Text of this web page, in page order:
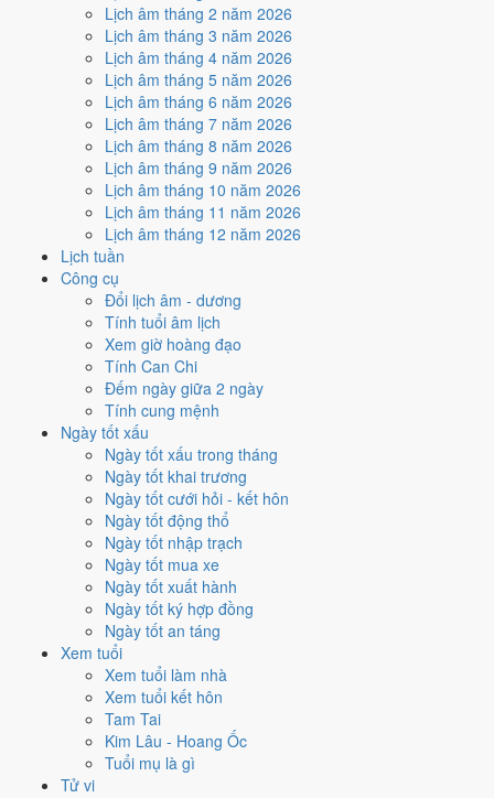
Lịch âm tháng 2 năm 2026
Lịch âm tháng 3 năm 2026
Lịch âm tháng 4 năm 2026
Lịch âm tháng 5 năm 2026
Lịch âm tháng 6 năm 2026
Lịch âm tháng 7 năm 2026
Lịch âm tháng 8 năm 2026
Lịch âm tháng 9 năm 2026
Lịch âm tháng 10 năm 2026
Lịch âm tháng 11 năm 2026
Lịch âm tháng 12 năm 2026
Lịch tuần
Công cụ
Đổi lịch âm - dương
Tính tuổi âm lịch
Xem giờ hoàng đạo
Tính Can Chi
Đếm ngày giữa 2 ngày
Tính cung mệnh
Ngày tốt xấu
Ngày tốt xấu trong tháng
Ngày tốt khai trương
Ngày tốt cưới hỏi - kết hôn
Ngày tốt động thổ
Ngày tốt nhập trạch
Ngày tốt mua xe
Ngày tốt xuất hành
Ngày tốt ký hợp đồng
Ngày tốt an táng
Xem tuổi
Xem tuổi làm nhà
Xem tuổi kết hôn
Tam Tai
Kim Lâu - Hoang Ốc
Tuổi mụ là gì
Tử vi
Cách tính ngày tốt
Nhập trạch - vào nhà mới
Xấu
Nhập trạch - vào nhà mới hôm nay ở
Ngày Hoàng Đạo, nhưng Trực Phá và Ngày Đại Hung kéo giảm
Cách tính ngày tốt
Mua xe - tậu xe
Xấu
Mua xe - tậu xe hôm nay ởmức xấu (3/10)
Hoàng Đạo
Cách tính ngày tốt
Xuất hành - đi xa
Xấu
Xuất hành - đi xa hôm nay ở
Hoàng Đạo, nhưng Trực Phá và Ngày Đại Hung kéo giảm điểm.
Cách tính ngày tốt
Tìm hiểu cách chấm:Trực Phá nghĩa là gì
biệt Hoàng Đạo - Hắc Đạo· Can Chi và Ngũ hành ngày
Điểm số tổng hợp từ Trực, Sao 28 Tú và Hoàng Đạo - Hắc Đạo.
sánh cả tháng
Nếu ngày 29/8/1981 không hợp
việc của bạn thì sao?
Điểm thấp của ngày 29/8 là tín hiệu cần điều chỉnh, không phải lệnh
cấm. Hai việc bị chấm thấp nhất hôm nay là
. Có2 cách hạ rủi ro
Không cần dời ngày vì 30 ngày quanh 29/8/1981 không có ngày nào
điểm cao hơn 3.0/10của hôm nay. Việc
nên có thể đẩy sớm ngay trong ngày.